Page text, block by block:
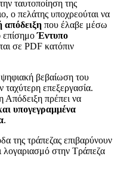
ταυτοποίηση της
ο πελάτης υποχρεούται να
απόδειξη που έλαβε μέσω
επίσημοΈντυπο
σε PDF κατόπιν
βεβαίωση του
ταχύτερη επεξεργασία.
Απόδειξη πρέπει να
υπογεγραμμένα
.
της τράπεζας επιβαρύνουν
λογαριασμό στην Τράπεζα